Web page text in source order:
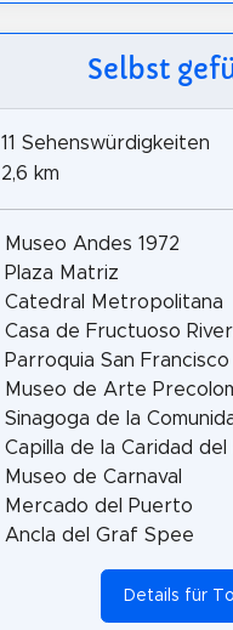
Selbst
11 Sehenswürdigkeiten
2,6 km
Museo Andes 1972
Plaza Matriz
Catedral Metropolitana
Casa de Fructuoso
Parroquia San
Museo de Arte
Sinagoga de la
Capilla de la Caridad del
Museo de Carnaval
Mercado del Puerto
Ancla del Graf Spee
Details für